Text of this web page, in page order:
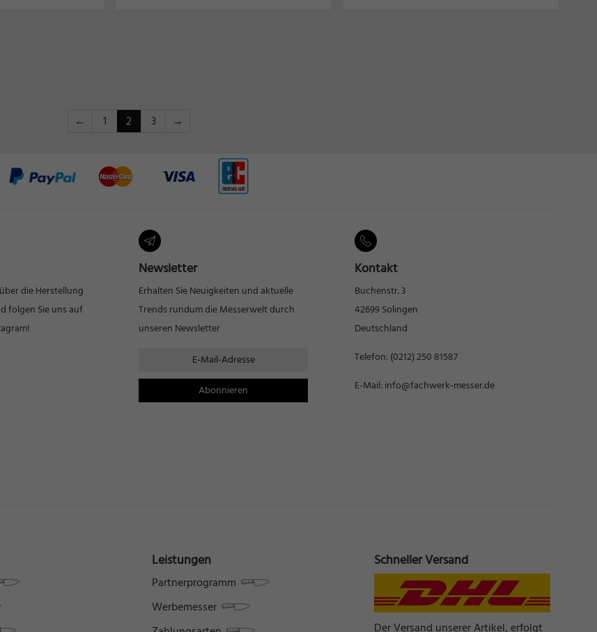
← 1 2 3 →
die Herstellung
folgen Sie uns auf
Newsletter
Erhalten Sie Neuigkeiten und aktuelle
Trends rundum die Messerwelt durch
unseren Newsletter
Kontakt
Buchenstr. 3
42699 Solingen
Deutschland
Telefon: (0212) 250 81587
E-Mail: info@fachwerk-messer.de
Leistungen
Partnerprogramm
Werbemesser
Schneller Versand
Der Versand unserer Artikel, erfolgt